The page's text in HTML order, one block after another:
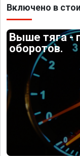
Включено в
Выше тяга -
оборотов.